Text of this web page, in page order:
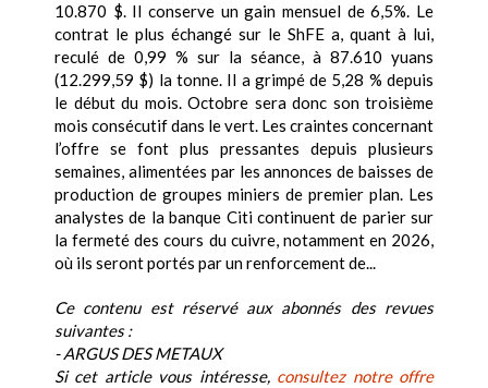
10.870 $. Il conserve un gain mensuel de 6,5%. Le
contrat le plus échangé sur le ShFE a, quant à lui,
reculé de 0,99 % sur la séance, à 87.610 yuans
(12.299,59 $) la tonne. Il a grimpé de 5,28 % depuis
le début du mois. Octobre sera donc son troisième
mois consécutif dans le vert. Les craintes concernant
l’offre se font plus pressantes depuis plusieurs
semaines, alimentées par les annonces de baisses de
production de groupes miniers de premier plan. Les
analystes de la banque Citi continuent de parier sur
la fermeté des cours du cuivre, notamment en 2026,
où ils seront portés par un renforcement de...
Ce contenu est réservé aux abonnés des revues
suivantes :
- ARGUS DES METAUX
Si cet article vous intéresse, consultez notre offre